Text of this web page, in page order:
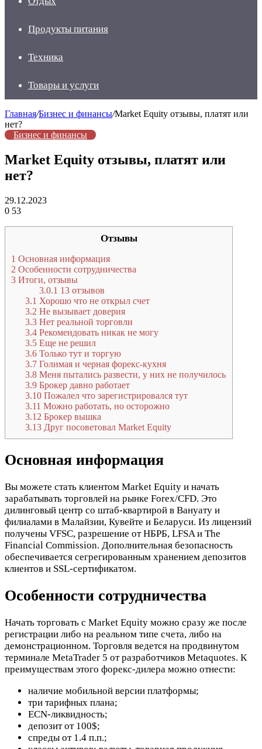
Продукты питания
Техника
Товары и услуги
Главная/Бизнес и финансы/Market Equity отзывы, платят или
нет?
Бизнес и финансы
Market Equity отзывы, платят или
нет?
29.12.2023
0 53
Отзывы
1 Основная информация
2 Особенности сотрудничества
3 Итоги, отзывы
3.0.1 13 отзывов
3.1 Хорошо что не открыл счет
3.2 Не вызывает доверия
3.3 Нет реальной торговли
3.4 Рекомендовать никак не могу
3.5 Еще не решил
3.6 Только тут и торгую
3.7 Голимая и черная форекс-кухня
3.8 Меня пытались развести, у них не получилось
3.9 Брокер давно работает
3.10 Пожалел что зарегистрировался тут
3.11 Можно работать, но осторожно
3.12 Брокер вышка
3.13 Друг посоветовал Market Equity
Основная информация
Вы можете стать клиентом Market Equity и начать
зарабатывать торговлей на рынке Forex/CFD. Это
дилинговый центр со штаб-квартирой в Вануату и
филиалами в Малайзии, Кувейте и Беларуси. Из лицензий
получены VFSC, разрешение от НБРБ, LFSA и The
Financial Commission. Дополнительная безопасность
обеспечивается сегрегированным хранением депозитов
клиентов и SSL-сертификатом.
Особенности сотрудничества
Начать торговать с Market Equity можно сразу же после
регистрации либо на реальном типе счета, либо на
демонстрационном. Торговля ведется на продвинутом
терминале MetaTrader 5 от разработчиков Metaquotes. К
преимуществам этого форекс-дилера можно отнести:
наличие мобильной версии платформы;
три тарифных плана;
ECN-ликвидность;
депозит от 100$;
спреды от 1.4 п.п.;